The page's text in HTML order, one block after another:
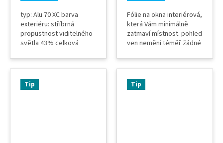
typ: Alu 70 XC barva
exteriéru: stříbrná
propustnost viditelného
světla 43% celková
energie 66% absorpce
sluneční energie 29%
materiál: PET tloušťka
fólie: 75 micron umístění:
Fólie na okna interiérová,
která Vám minimálně
zatmaví místnost. pohled
ven nemění téměř žádné
propustnost světla 68%
absorpce 41% odražená
sluneční energie 40%
Barva zvenku : světlá
Tip Tip